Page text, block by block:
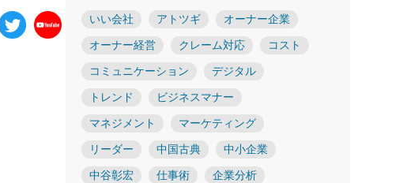
いい会社 アトツギ オーナー企業
オーナー経営 クレーム対応 コスト
コミュニケーション デジタル
トレンド ビジネスマナー
マネジメント マーケティング
リーダー 中国古典 中小企業
中谷彰宏 仕事術 企業分析